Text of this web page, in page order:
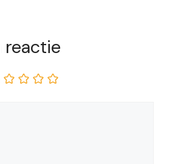
reactie